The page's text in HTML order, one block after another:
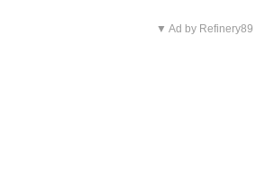
▼ Ad by Refinery89